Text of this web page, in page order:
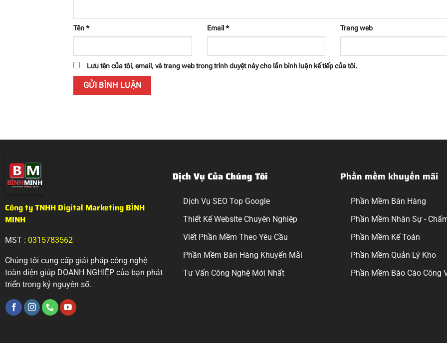
Tên* Email* Trang web
Lưu tên của tôi, email, và trang web trong trình duyệt này cho lần bình luận kế tiếp của tôi.
Công ty TNHH Digital Marketing BÌNH
MINH
MST : 0315783562
Chúng tôi cung cấp giải pháp công nghệ
toàn diện giúp DOANH NGHIỆP của bạn phát
triển trong kỷ nguyên số.
Dịch Vụ Của Chúng Tôi
Dịch Vụ SEO Top Google
Thiết Kế Website Chuyên Nghiệp
Viết Phần Mềm Theo Yêu Cầu
Phần Mềm Bán Hàng Khuyến Mãi
Tư Vấn Công Nghệ Mới Nhất
Phần mềm khuyến mãi
Phần Mềm Bán Hàng
Phần Mềm Nhân Sự -
Phần Mềm Kế Toán
Phần Mềm Quản Lý Kho
Phần Mềm Báo Cáo Công